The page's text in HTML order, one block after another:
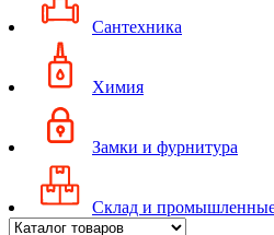
Сантехника
Химия
Замки и фурнитура
Склад и